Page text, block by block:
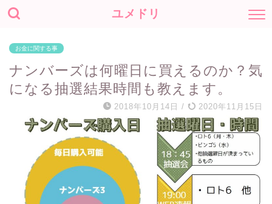
ユメドリ
お金に関する事
ナンバーズは何曜日に買えるのか？気
になる抽選結果時間も教えます。
2018年10月14日 / 2020年11月15日